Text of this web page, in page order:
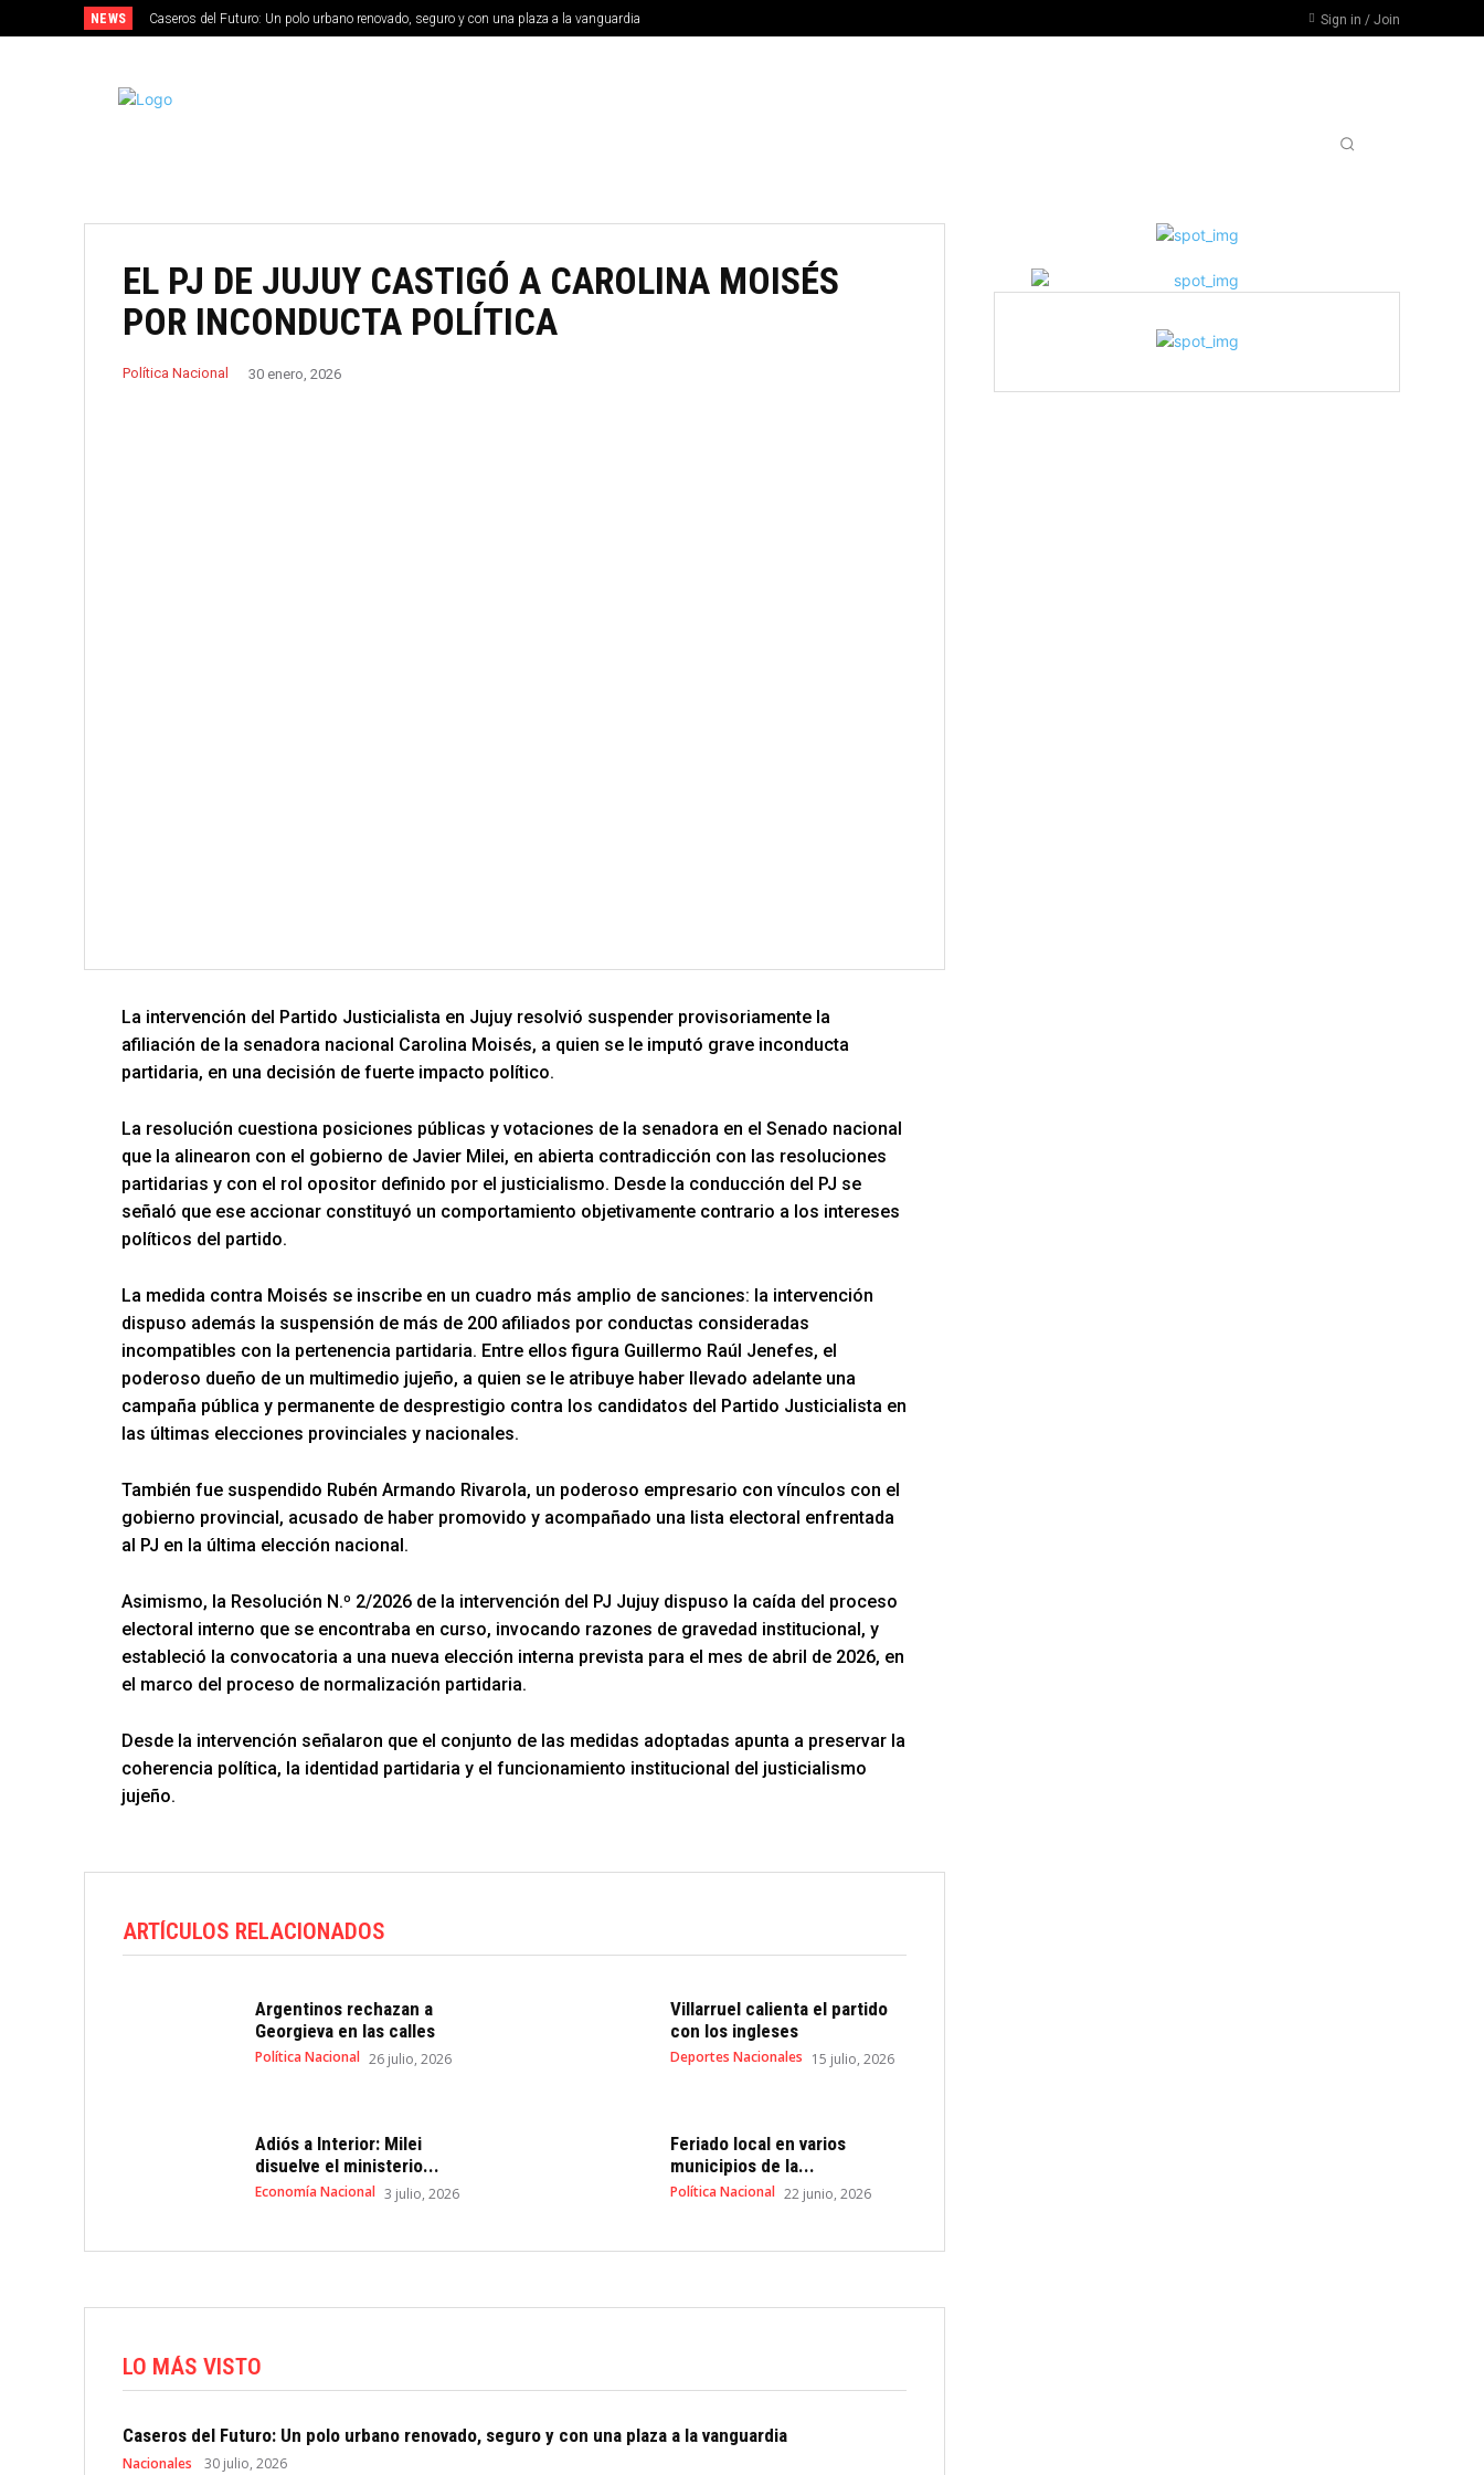
NEWS Caseros del Futuro: Un polo urbano renovado, seguro y con una plaza a la vanguardia Sign in / Join
EL PJ DE JUJUY CASTIGÓ A CAROLINA MOISÉS
POR INCONDUCTA POLÍTICA
Política Nacional 30 enero, 2026
La intervención del Partido Justicialista en Jujuy resolvió suspender provisoriamente la
afiliación de la senadora nacional Carolina Moisés, a quien se le imputó grave inconducta
partidaria, en una decisión de fuerte impacto político.
La resolución cuestiona posiciones públicas y votaciones de la senadora en el Senado nacional
que la alinearon con el gobierno de Javier Milei, en abierta contradicción con las resoluciones
partidarias y con el rol opositor definido por el justicialismo. Desde la conducción del PJ se
señaló que ese accionar constituyó un comportamiento objetivamente contrario a los intereses
políticos del partido.
La medida contra Moisés se inscribe en un cuadro más amplio de sanciones: la intervención
dispuso además la suspensión de más de 200 afiliados por conductas consideradas
incompatibles con la pertenencia partidaria. Entre ellos figura Guillermo Raúl Jenefes, el
poderoso dueño de un multimedio jujeño, a quien se le atribuye haber llevado adelante una
campaña pública y permanente de desprestigio contra los candidatos del Partido Justicialista en
las últimas elecciones provinciales y nacionales.
También fue suspendido Rubén Armando Rivarola, un poderoso empresario con vínculos con el
gobierno provincial, acusado de haber promovido y acompañado una lista electoral enfrentada
al PJ en la última elección nacional.
Asimismo, la Resolución N.º 2/2026 de la intervención del PJ Jujuy dispuso la caída del proceso
electoral interno que se encontraba en curso, invocando razones de gravedad institucional, y
estableció la convocatoria a una nueva elección interna prevista para el mes de abril de 2026, en
el marco del proceso de normalización partidaria.
Desde la intervención señalaron que el conjunto de las medidas adoptadas apunta a preservar la
coherencia política, la identidad partidaria y el funcionamiento institucional del justicialismo
jujeño.
ARTÍCULOS RELACIONADOS
Argentinos rechazan a
Georgieva en las calles
Política Nacional 26 julio, 2026
Villarruel calienta el partido
con los ingleses
Deportes Nacionales 15 julio, 2026
Adiós a Interior: Milei
disuelve el ministerio...
Economía Nacional 3 julio, 2026
Feriado local en varios
municipios de la...
Política Nacional 22 junio, 2026
LO MÁS VISTO
Caseros del Futuro: Un polo urbano renovado, seguro y con una plaza a la vanguardia
Nacionales 30 julio, 2026